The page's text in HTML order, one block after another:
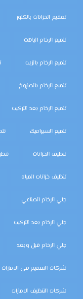
تعقيم الخزانات بالكلور
تلميع الرخام الباهت
تلميع الرخام بالزيت
تلميع الرخام بالصاروخ
تلميع الرخام بعد التركيب
تلميع السيراميك
تنظيف الخزانات
تنظيف خزانات المياه
جلي الرخام الصناعي
جلي الرخام بعد التركيب
جلي الرخام قبل وبعد
شركات التعقيم في الامارات
شركات التنظيف الامارات